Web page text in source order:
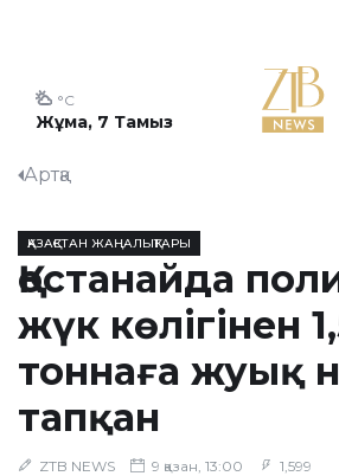
Жұма, 7 Тамыз
°C
Артқа
ҚАЗАҚСТАН ЖАҢАЛЫҚТАРЫ
Қостанайда
жүк көлігінен
тоннаға жуық
тапқан
ZTB NEWS 9 қазан, 13:00 1,599